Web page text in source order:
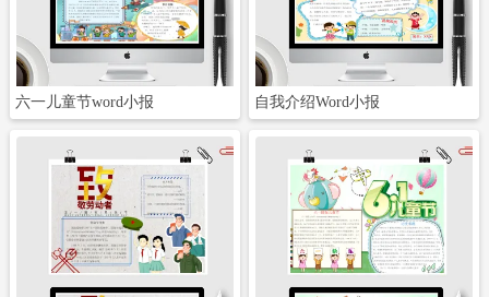
六一儿童节word小报 自我介绍Word小报